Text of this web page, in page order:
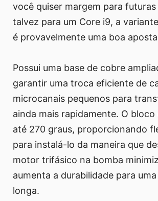
você quiser margem para
talvez para um Core i9, a
é provavelmente uma boa
Possui uma base de cobre
garantir uma troca eficiente de
microcanais pequenos para
ainda mais rapidamente. O bloco
até 270 graus, proporcionando
para instalá-lo da maneira que
motor trifásico na bomba
aumenta a durabilidade para
longa.